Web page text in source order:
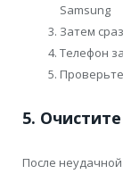
Samsung
Затем
Телефон
5.
После